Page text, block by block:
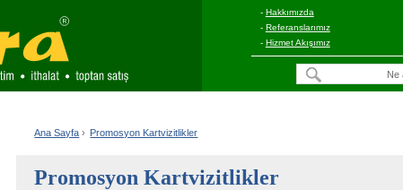
- Hakkımızda
- Referanslarımız
- Hizmet Akışımız
Ana Sayfa › Promosyon Kartvizitlikler
Promosyon Kartvizitlikler